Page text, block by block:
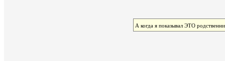
А когда я показывал ЭТО